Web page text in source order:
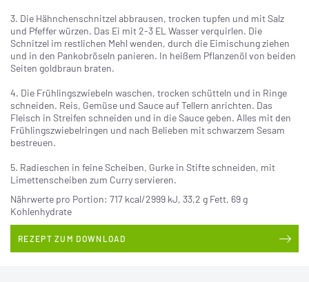
3. Die Hähnchenschnitzel abbrausen, trocken tupfen und mit Salz
und Pfeffer würzen. Das Ei mit 2-3 EL Wasser verquirlen. Die
Schnitzel im restlichen Mehl wenden, durch die Eimischung ziehen
und in den Pankobröseln panieren. In heißem Pflanzenöl von beiden
Seiten goldbraun braten.
4. Die Frühlingszwiebeln waschen, trocken schütteln und in Ringe
schneiden. Reis, Gemüse und Sauce auf Tellern anrichten. Das
Fleisch in Streifen schneiden und in die Sauce geben. Alles mit den
Frühlingszwiebelringen und nach Belieben mit schwarzem Sesam
bestreuen.
5. Radieschen in feine Scheiben, Gurke in Stifte schneiden, mit
Limettenscheiben zum Curry servieren.
Nährwerte pro Portion: 717 kcal/2999 kJ, 33,2 g Fett, 69 g
Kohlenhydrate
REZEPT ZUM DOWNLOAD